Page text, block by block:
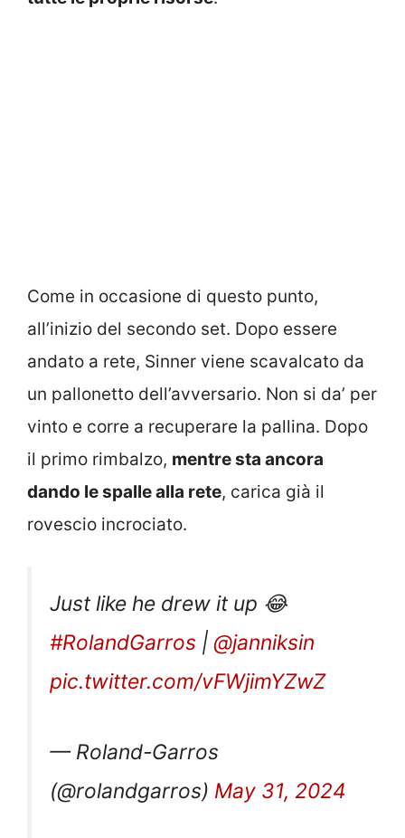
Come in occasione di questo punto,
all’inizio del secondo set. Dopo essere
andato a rete, Sinner viene scavalcato da
un pallonetto dell’avversario. Non si da’ per
vinto e corre a recuperare la pallina. Dopo
il primo rimbalzo, mentre sta ancora
dando le spalle alla rete, carica già il
rovescio incrociato.
Just like he drew it up 😂
#RolandGarros | @janniksin
pic.twitter.com/vFWjimYZwZ
— Roland-Garros
(@rolandgarros) May 31, 2024